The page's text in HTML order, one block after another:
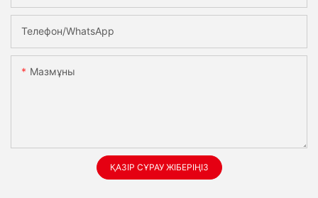
Телефон/whatsApp
Мазмұны
ҚАЗІР СҰРАУ ЖІБЕРІҢІЗ